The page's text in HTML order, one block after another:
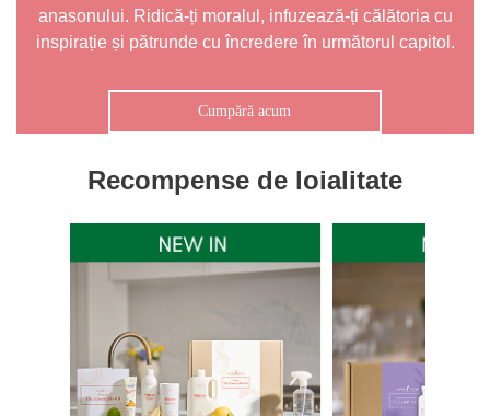
anasonului. Ridică-ți moralul, infuzează-ți călătoria cu
inspirație și pătrunde cu încredere în următorul capitol.
Cumpără acum
Recompense de loialitate